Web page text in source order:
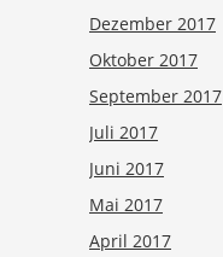
Dezember 2017
Oktober 2017
September 2017
Juli 2017
Juni 2017
Mai 2017
April 2017